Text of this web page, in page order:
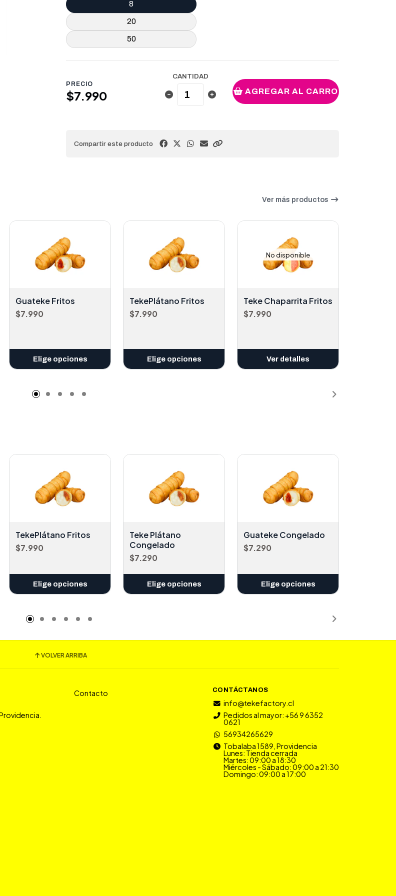
8
20
50
PRECIO
$7.990
CANTIDAD
AGREGAR AL CARRO
Compartir este producto
Ver más productos
Guateke Fritos
$7.990
Elige opciones
TekePlátano Fritos
$7.990
Elige opciones
No disponible
Teke Chaparrita Fritos
$7.990
Ver detalles
TekePlátano Fritos
$7.990
Elige opciones
Teke Plátano
Congelado
$7.290
Elige opciones
Guateke Congelado
$7.290
Elige opciones
VOLVER ARRIBA
Contacto CONTÁCTANOS
info@tekefactory.cl
Pedidos al mayor: +56 9 6352
0621
56934265629
Tobalaba 1589, Providencia
Lunes: Tienda cerrada
Martes: 09:00 a 18:30
Miércoles - Sábado: 09:00 a 21:30
Domingo: 09:00 a 17:00